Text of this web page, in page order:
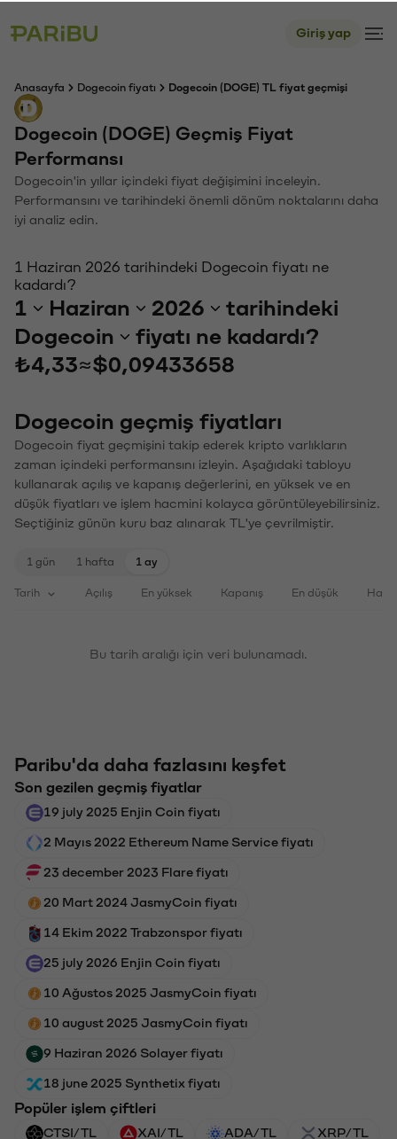
Giriş yap
Anasayfa Dogecoin fiyatı Dogecoin (DOGE) TL fiyat geçmişi
Dogecoin (DOGE) Geçmiş Fiyat
Performansı
Dogecoin'in yıllar içindeki fiyat değişimini inceleyin.
Performansını ve tarihindeki önemli dönüm noktalarını daha
iyi analiz edin.
1 Haziran 2026 tarihindeki Dogecoin fiyatı ne
kadardı?
1 Haziran 2026
tarihindeki
Dogecoin
fiyatı ne kadardı?
₺4,33≈$0,09433658
Dogecoin geçmiş fiyatları
Dogecoin fiyat geçmişini takip ederek kripto varlıkların
zaman içindeki performansını izleyin. Aşağıdaki tabloyu
kullanarak açılış ve kapanış değerlerini, en yüksek ve en
düşük fiyatları ve işlem hacmini kolayca görüntüleyebilirsiniz.
Seçtiğiniz günün kuru baz alınarak TL'ye çevrilmiştir.
1 gün 1 hafta 1 ay
Tarih Açılış En yüksek Kapanış En düşük
Bu tarih aralığı için veri bulunamadı.
Paribu'da daha fazlasını keşfet
Son gezilen geçmiş fiyatlar
19 july 2025 Enjin Coin fiyatı
2 Mayıs 2022 Ethereum Name Service fiyatı
23 december 2023 Flare fiyatı
20 Mart 2024 JasmyCoin fiyatı
14 Ekim 2022 Trabzonspor fiyatı
25 july 2026 Enjin Coin fiyatı
10 Ağustos 2025 JasmyCoin fiyatı
10 august 2025 JasmyCoin fiyatı
9 Haziran 2026 Solayer fiyatı
18 june 2025 Synthetix fiyatı
Popüler işlem çiftleri
CTSI/TL XAI/TL ADA/TL XRP/TL